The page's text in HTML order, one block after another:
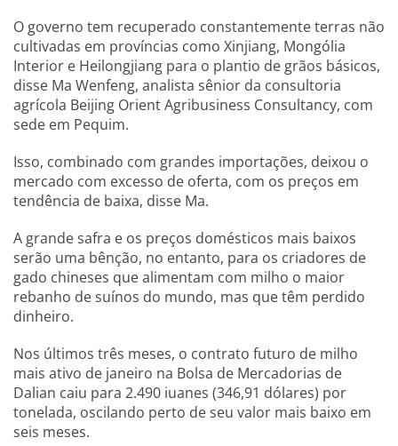
O governo tem recuperado constantemente terras não
cultivadas em províncias como Xinjiang, Mongólia
Interior e Heilongjiang para o plantio de grãos básicos,
disse Ma Wenfeng, analista sênior da consultoria
agrícola Beijing Orient Agribusiness Consultancy, com
sede em Pequim.
Isso, combinado com grandes importações, deixou o
mercado com excesso de oferta, com os preços em
tendência de baixa, disse Ma.
A grande safra e os preços domésticos mais baixos
serão uma bênção, no entanto, para os criadores de
gado chineses que alimentam com milho o maior
rebanho de suínos do mundo, mas que têm perdido
dinheiro.
Nos últimos três meses, o contrato futuro de milho
mais ativo de janeiro na Bolsa de Mercadorias de
Dalian caiu para 2.490 iuanes (346,91 dólares) por
tonelada, oscilando perto de seu valor mais baixo em
seis meses.